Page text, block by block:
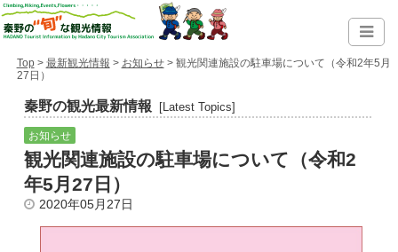
Top> 最新観光情報 > お知らせ> 観光関連施設の駐車場について（令和2年5月
27日）
秦野の観光最新情報 [Latest Topics]
お知らせ
観光関連施設の駐車場について（令和2
年5月27日）
2020年05月27日